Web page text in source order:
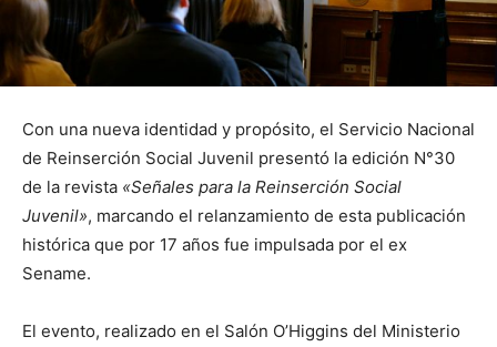
Con una nueva identidad y propósito, el Servicio Nacional
de Reinserción Social Juvenil presentó la edición N°30
de la revista «Señales para la Reinserción Social
Juvenil», marcando el relanzamiento de esta publicación
histórica que por 17 años fue impulsada por el ex
Sename.
El evento, realizado en el Salón O’Higgins del Ministerio